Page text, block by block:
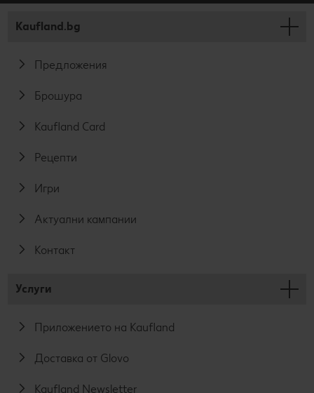
Kaufland.bg
Предложения
Брошура
Kaufland Card
Рецепти
Игри
Актуални кампании
Контакт
Услуги
Приложението на Kaufland
Доставка от Glovo
Kaufland Newsletter